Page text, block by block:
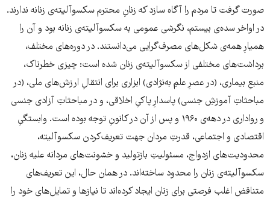
صورت گرفت تا مردم را آگاه سازد که زنانِ محترم سکسوآلیته‌ی زنانه ندارند.
در اواخر سده‌ی بیستم، نگرشی عمومی به سکسوآلیته‌ی زنانه بود و آن را
همیارِ همه‌ی شکل‌های مصرف‌گرایی می‌دانستند. در دوره‌های مختلف،
برداشت‌های مختلفی از سکسوآلیته‌ی زنان شده است: چیزی خطرناک،
منبعِ بیماری، (در عصرِ علمِ به‌نژادی) ابزاری برای انتقالِ ارزش‌های ملی، (در
مباحثاتِ آموزشِ جنسی) پاسدارِ پاکیِ اخلاقی، و در مباحثاتِ آزادی جنسی
و رواداری در دهه‌ی ۱۹۶۰ و پس از آن در کانونِ توجه بوده است. وابستگیِ
اقتصادی و اجتماعی، قدرتِ مردان جهت تعریف‌کردن سکسوآلیته،
محدودیت‌های ازدواج، مسئولیتِ بازتولید و خشونت‌های مردانه علیه زنان،
سکسوآلیته‌ی زنان را محدود ساخته‌اند. در همان حال، این تعریف‌های
متناقض اغلب فرصتی برای زنان ایجاد کرده‌اند تا نیازها و تمایل‌های خود را